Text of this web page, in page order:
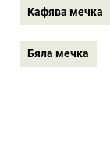
Кафява мечка
Бяла мечка